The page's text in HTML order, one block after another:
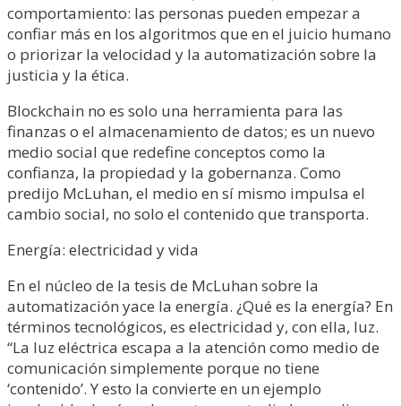
comportamiento: las personas pueden empezar a
confiar más en los algoritmos que en el juicio humano
o priorizar la velocidad y la automatización sobre la
justicia y la ética.
Blockchain no es solo una herramienta para las
finanzas o el almacenamiento de datos; es un nuevo
medio social que redefine conceptos como la
confianza, la propiedad y la gobernanza. Como
predijo McLuhan, el medio en sí mismo impulsa el
cambio social, no solo el contenido que transporta.
Energía: electricidad y vida
En el núcleo de la tesis de McLuhan sobre la
automatización yace la energía. ¿Qué es la energía? En
términos tecnológicos, es electricidad y, con ella, luz.
“La luz eléctrica escapa a la atención como medio de
comunicación simplemente porque no tiene
‘contenido’. Y esto la convierte en un ejemplo